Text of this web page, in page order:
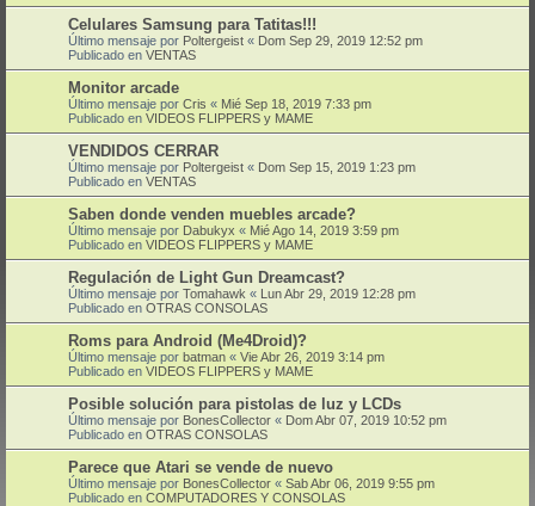
Celulares Samsung para Tatitas!!!
Último mensaje por Poltergeist « Dom Sep 29, 2019 12:52 pm
Publicado en VENTAS
Monitor arcade
Último mensaje por Cris « Mié Sep 18, 2019 7:33 pm
Publicado en VIDEOS FLIPPERS y MAME
VENDIDOS CERRAR
Último mensaje por Poltergeist « Dom Sep 15, 2019 1:23 pm
Publicado en VENTAS
Saben donde venden muebles arcade?
Último mensaje por Dabukyx « Mié Ago 14, 2019 3:59 pm
Publicado en VIDEOS FLIPPERS y MAME
Regulación de Light Gun Dreamcast?
Último mensaje por Tomahawk « Lun Abr 29, 2019 12:28 pm
Publicado en OTRAS CONSOLAS
Roms para Android (Me4Droid)?
Último mensaje por batman « Vie Abr 26, 2019 3:14 pm
Publicado en VIDEOS FLIPPERS y MAME
Posible solución para pistolas de luz y LCDs
Último mensaje por BonesCollector « Dom Abr 07, 2019 10:52 pm
Publicado en OTRAS CONSOLAS
Parece que Atari se vende de nuevo
Último mensaje por BonesCollector « Sab Abr 06, 2019 9:55 pm
Publicado en COMPUTADORES Y CONSOLAS